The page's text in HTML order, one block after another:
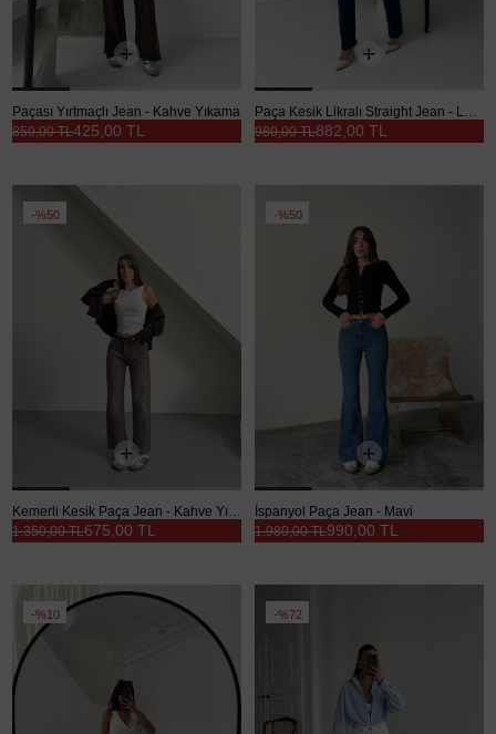
Paçası Yırtmaçlı Jean - Kahve Yıkama
425,00 TL
850,00 TL
Paça Kesik Likralı Straight Jean - Lacivert
882,00 TL
980,00 TL
%50
675,00 TL
1.350,00 TL
%50
İspanyol Paça Jean - Mavi
990,00 TL
1.980,00 TL
%10 %72